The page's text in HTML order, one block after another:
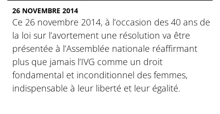
26 NOVEMBRE 2014
Ce 26 novembre 2014, à l’occasion des 40 ans de
la loi sur l’avortement une résolution va être
présentée à l’Assemblée nationale réaffirmant
plus que jamais l’IVG comme un droit
fondamental et inconditionnel des femmes,
indispensable à leur liberté et leur égalité.